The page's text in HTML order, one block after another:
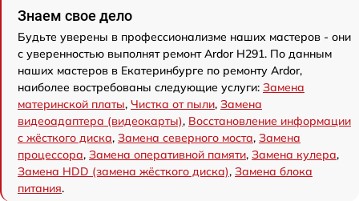
Знаем свое дело
Будьте уверены в профессионализме наших мастеров - они
с уверенностью выполнят ремонт Ardor H291. По данным
наших мастеров в Екатеринбурге по ремонту Ardor,
наиболее востребованы следующие услуги: Замена
материнской платы, Чистка от пыли, Замена
видеоадаптера (видеокарты), Восстановление информации
с жёсткого диска, Замена северного моста, Замена
процессора, Замена оперативной памяти, Замена кулера,
Замена HDD (замена жёсткого диска), Замена блока
питания.